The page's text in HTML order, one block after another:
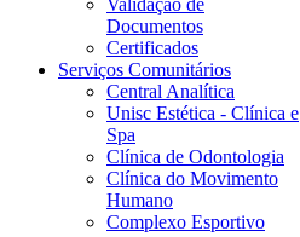
Validação de
Documentos
Certificados
Serviços Comunitários
Central Analítica
Unisc Estética - Clínica e
Spa
Clínica de Odontologia
Clínica do Movimento
Humano
Complexo Esportivo